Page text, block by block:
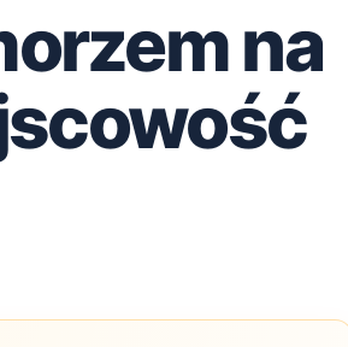
na